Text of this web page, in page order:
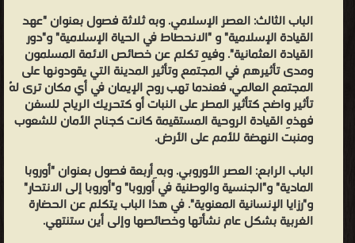
الباب الثالث: العصر الإسلامي. وبه ثلاثة فصول بعنوان "عهد
القيادة الإسلامية" و "الانحطاط في الحياة الإسلامية" و"دور
القيادة العثمانية". وفيهِ تكلم عن خصائص الائمة المسلمون
ومدى تأثيرهم في المجتمع وتأثير المدينة التي يقودونها على
المجتمع العالمي، فعندما تهب روح الإيمان في أي مكان ترى لهُ
تأثير واضح كتأثير المطر على النبات أو كتحريك الرياح للسفن
فهذهِ القيادة الروحية المستقيمة كانت كجناح الأمان للشعوب
ومنبت النهضة للأمم على الأرض.
الباب الرابع: العصر الأوروبي. وبه ِأربعة فصول بعنوان "أوروبا
المادية" و"الجنسية والوطنية في أوروبا" و"أوروبا إلى الانتحار"
و"رزايا الإنسانية المعنوية". في هذا الباب يتكلم عن الحضارة
الغربية بشكل عام نشأتها وخصائصها وإلى أين ستنتهي.